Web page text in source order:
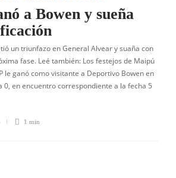
a Bowen y sueña
un triunfazo en General Alvear y suaña con
fase. Leé también: Los festejos de Maipú
le ganó como visitante a Deportivo Bowen en
0, en encuentro correspondiente a la fecha 5
1 min